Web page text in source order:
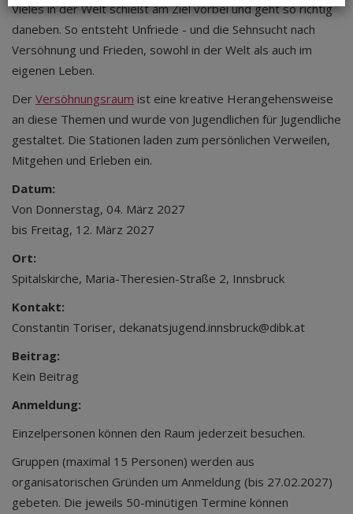
Vieles in der Welt schießt am Ziel vorbei und geht so richtig
daneben. So entsteht Unfriede - und die Sehnsucht nach
Versöhnung und Frieden, sowohl in der Welt als auch im
eigenen Leben.
Der Versöhnungsraum ist eine kreative Herangehensweise
an diese Themen und wurde von Jugendlichen für Jugendliche
gestaltet. Die Stationen laden zum persönlichen Verweilen,
Mitgehen und Erleben ein.
Datum:
Von Donnerstag, 04. März 2027
bis Freitag, 12. März 2027
Ort:
Spitalskirche, Maria-Theresien-Straße 2, Innsbruck
Kontakt:
Constantin Toriser, dekanatsjugend.innsbruck@dibk.at
Beitrag:
Kein Beitrag
Anmeldung:
Einzelpersonen können den Raum jederzeit besuchen.
Gruppen (maximal 15 Personen) werden aus
organisatorischen Gründen um Anmeldung (bis 27.02.2027)
gebeten. Die jeweils 50-minütigen Termine können